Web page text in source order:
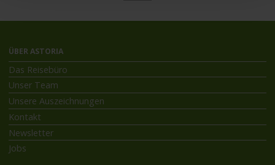
ÜBER ASTORIA
Das Reisebüro
Unser Team
Unsere Auszeichnungen
Kontakt
Newsletter
Jobs